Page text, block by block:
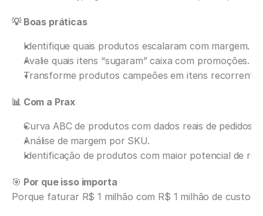
💡 Boas práticas
Identifique quais produtos escalaram com margem.
Avalie quais itens “sugaram” caixa com promoções.
Transforme produtos campeões em itens
📊 Com a Prax
Curva ABC de produtos com dados reais de pedidos.
Análise de margem por SKU.
Identificação de produtos com maior potencial de
🎯 Por que isso importa
Porque faturar R$ 1 milhão com R$ 1 milhão de custo